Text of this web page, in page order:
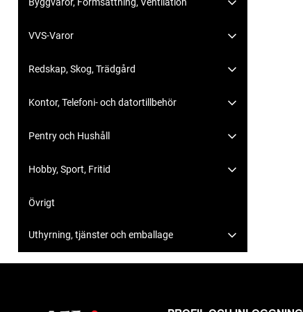
VVS-Varor
Redskap, Skog, Trädgård
Kontor, Telefoni- och datortillbehör
Pentry och Hushåll
Hobby, Sport, Fritid
Övrigt
Uthyrning, tjänster och emballage